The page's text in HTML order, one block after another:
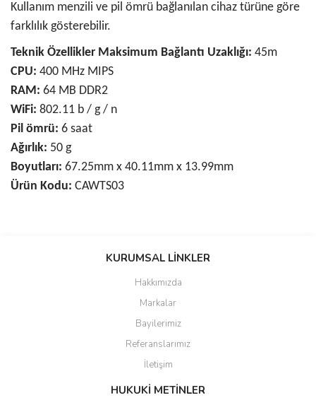
Kullanım menzili ve pil ömrü bağlanılan cihaz türüne göre
farklılık gösterebilir.
Teknik Özellikler Maksimum Bağlantı Uzaklığı: 45m
CPU: 400 MHz MIPS
RAM: 64 MB DDR2
WiFi: 802.11 b / g / n
Pil ömrü: 6 saat
Ağırlık: 50 g
Boyutları: 67.25mm x 40.11mm x 13.99mm
Ürün Kodu: CAWTS03
tarafımıza iletebilirsiniz.
Ürün resmi kalitesiz, bozuk veya görüntülenemiyor.
Ürün açıklamasında eksik bilgiler bulunuyor.
Ürün bilgilerinde hatalar bulunuyor.
Ürün fiyatı diğer sitelerden daha pahalı.
Bu ürüne benzer farklı alternatifler olmalı.
KURUMSAL LİNKLER
Hakkımızda
Markalar
Bayilerimiz
Referanslarımız
İletişim
HUKUKİ METİNLER